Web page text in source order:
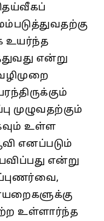
உயர்ந்த
என்று
முழுவதற்கும்
உள்ள
எனப்படும்
என்று
உள்ளார்ந்த